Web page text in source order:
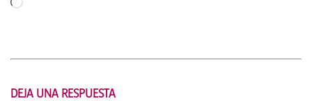
Cargando...
DEJA UNA RESPUESTA